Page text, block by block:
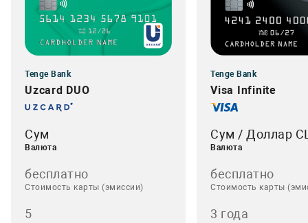
Tenge Bank
Uzcard DUO
Сум
Валюта
бесплатно
Стоимость карты (эмиссии)
5
Tenge Bank
Visa Infinite
Сум / Доллар
Валюта
бесплатно
Стоимость карты
3 года